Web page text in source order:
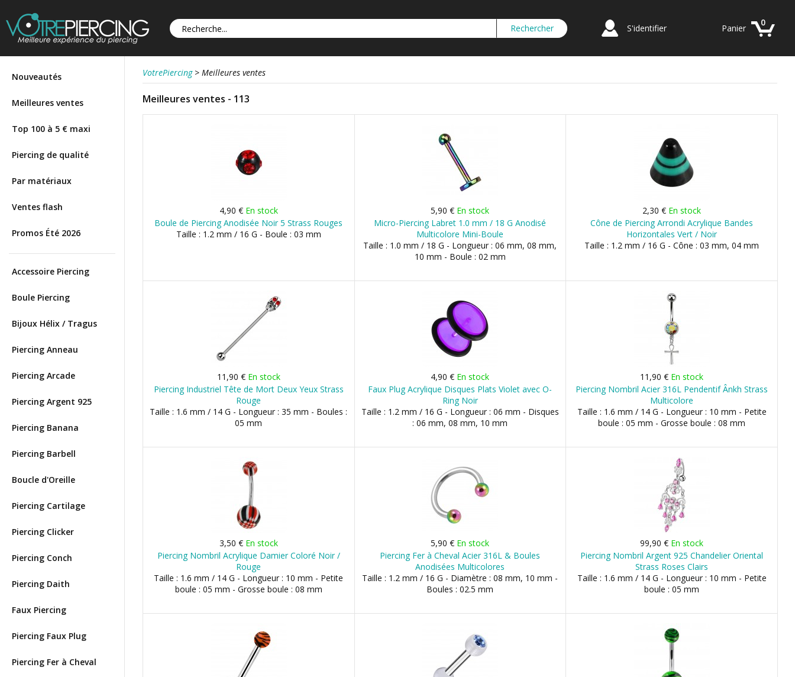
S'identifier
0
Panier
Nouveautés
Meilleures ventes
Top 100 à 5 € maxi
Piercing de qualité
Par matériaux
Ventes flash
Promos Été 2026
Accessoire Piercing
Boule Piercing
Bijoux Hélix / Tragus
Piercing Anneau
Piercing Arcade
Piercing Argent 925
Piercing Banana
Piercing Barbell
Boucle d'Oreille
Piercing Cartilage
Piercing Clicker
Piercing Conch
Piercing Daith
Faux Piercing
Piercing Faux Plug
Piercing Fer à Cheval
VotrePiercing > Meilleures ventes
Meilleures ventes - 113
4,90 € En stock
Boule de Piercing Anodisée Noir 5 Strass Rouges
Taille : 1.2 mm / 16 G - Boule : 03 mm
5,90 € En stock
Micro-Piercing Labret 1.0 mm / 18 G Anodisé
Multicolore Mini-Boule
Taille : 1.0 mm / 18 G - Longueur : 06 mm, 08 mm,
10 mm - Boule : 02 mm
2,30 € En stock
Cône de Piercing Arrondi Acrylique Bandes
Horizontales Vert / Noir
Taille : 1.2 mm / 16 G - Cône : 03 mm, 04 mm
11,90 € En stock
Piercing Industriel Tête de Mort Deux Yeux Strass
Rouge
Taille : 1.6 mm / 14 G - Longueur : 35 mm - Boules :
05 mm
4,90 € En stock
Faux Plug Acrylique Disques Plats Violet avec O-
Ring Noir
Taille : 1.2 mm / 16 G - Longueur : 06 mm - Disques
: 06 mm, 08 mm, 10 mm
11,90 € En stock
Piercing Nombril Acier 316L Pendentif Ânkh Strass
Multicolore
Taille : 1.6 mm / 14 G - Longueur : 10 mm - Petite
boule : 05 mm - Grosse boule : 08 mm
3,50 € En stock
Piercing Nombril Acrylique Damier Coloré Noir /
Rouge
Taille : 1.6 mm / 14 G - Longueur : 10 mm - Petite
boule : 05 mm - Grosse boule : 08 mm
5,90 € En stock
Piercing Fer à Cheval Acier 316L & Boules
Anodisées Multicolores
Taille : 1.2 mm / 16 G - Diamètre : 08 mm, 10 mm -
Boules : 02.5 mm
99,90 € En stock
Piercing Nombril Argent 925 Chandelier Oriental
Strass Roses Clairs
Taille : 1.6 mm / 14 G - Longueur : 10 mm - Petite
boule : 05 mm